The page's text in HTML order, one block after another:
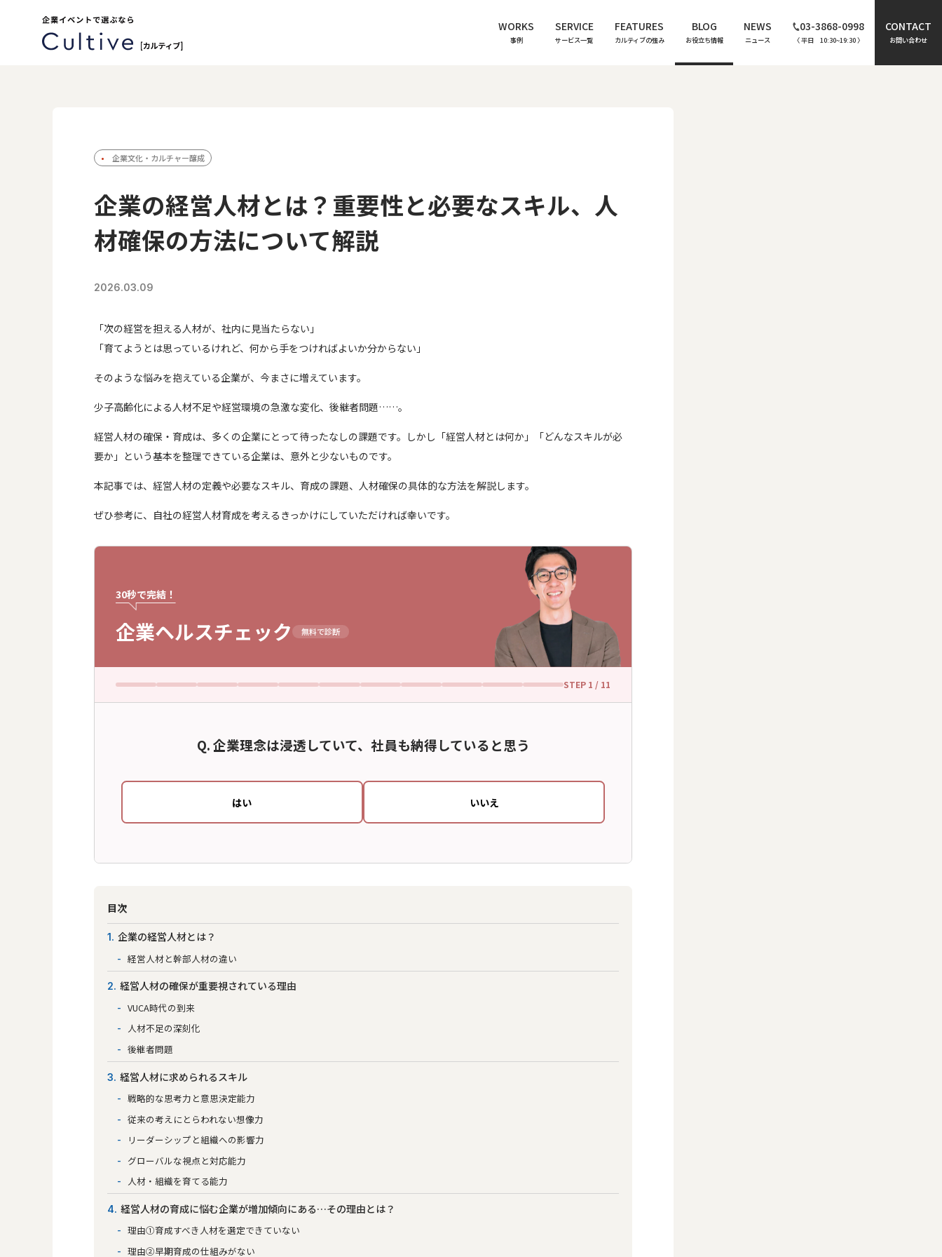
WORKS
事例
SERVICE
サービス一覧
FEATURES
カルティブの強み
BLOG
お役立ち情報
NEWS
ニュース
03-3868-0998
〈 平日 10:30~19:30 〉
CONTACT
お問い合わせ
企業文化・カルチャー醸成
企業の経営人材とは？重要性と必要なスキル、人
材確保の方法について解説
2026.03.09
「次の経営を担える人材が、社内に見当たらない」
「育てようとは思っているけれど、何から手をつければよいか分からない」
そのような悩みを抱えている企業が、今まさに増えています。
少子高齢化による人材不足や経営環境の急激な変化、後継者問題……。
経営人材の確保・育成は、多くの企業にとって待ったなしの課題です。しかし「経営人材とは何か」「どんなスキルが必
要か」という基本を整理できている企業は、意外と少ないものです。
本記事では、経営人材の定義や必要なスキル、育成の課題、人材確保の具体的な方法を解説します。
ぜひ参考に、自社の経営人材育成を考えるきっかけにしていただければ幸いです。
30秒で完結！
企業ヘルスチェック 無料で診断
STEP 1 / 11
企業理念は浸透していて、社員も納得していると思う
はい いいえ
目次
1 企業の経営人材とは？
経営人材と幹部人材の違い
2 経営人材の確保が重要視されている理由
VUCA時代の到来
人材不足の深刻化
後継者問題
3 経営人材に求められるスキル
戦略的な思考力と意思決定能力
従来の考えにとらわれない想像力
リーダーシップと組織への影響力
グローバルな視点と対応能力
人材・組織を育てる能力
4 経営人材の育成に悩む企業が増加傾向にある…その理由とは？
理由①育成すべき人材を選定できていない
理由②早期育成の仕組みがない